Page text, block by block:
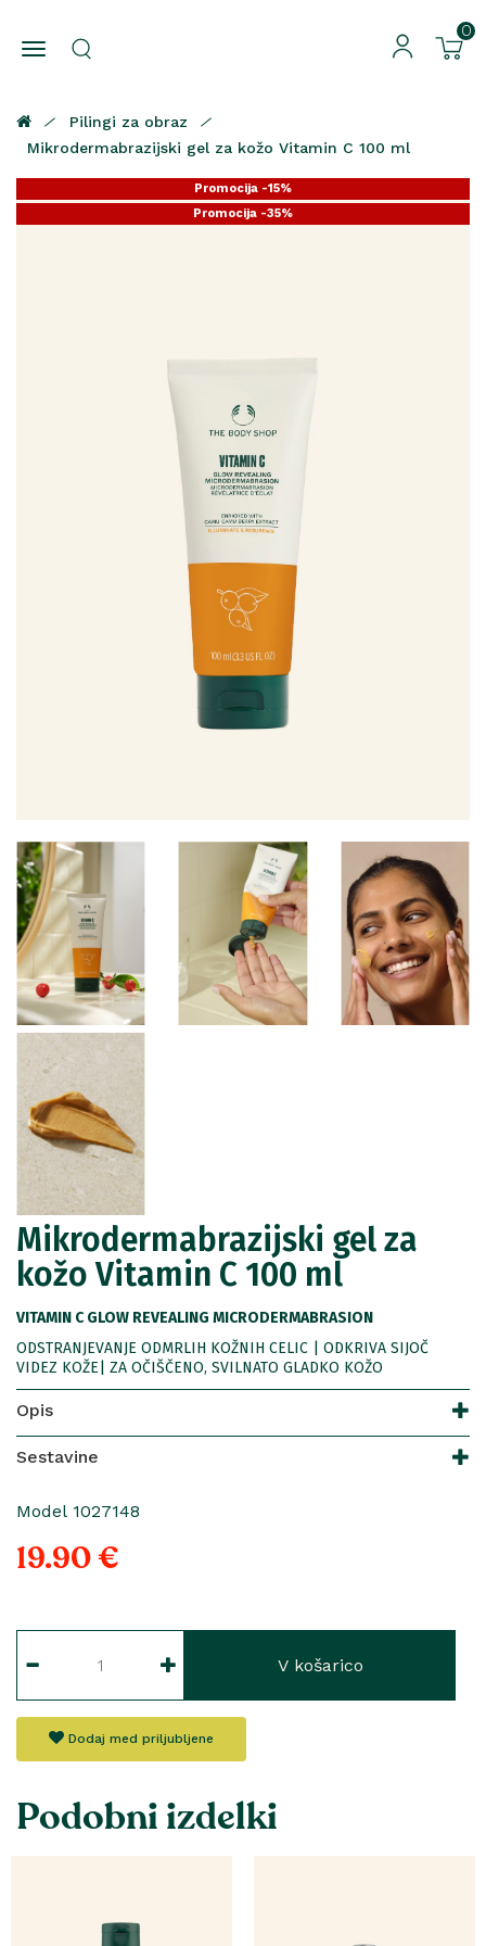
0
Pilingi za obraz
Mikrodermabrazijski gel za kožo Vitamin C 100 ml
Promocija -15%
Promocija -25%
Promocija -35%
Mikrodermabrazijski gel za
kožo Vitamin C 100 ml
VITAMIN C GLOW REVEALING MICRODERMABRASION
ODSTRANJEVANJE ODMRLIH KOŽNIH CELIC | ODKRIVA SIJOČ
VIDEZ KOŽE| ZA OČIŠČENO, SVILNATO GLADKO KOŽO
Opis
Sestavine
Model 1027148
19.90 €
V košarico
Dodaj med priljubljene
Podobni izdelki